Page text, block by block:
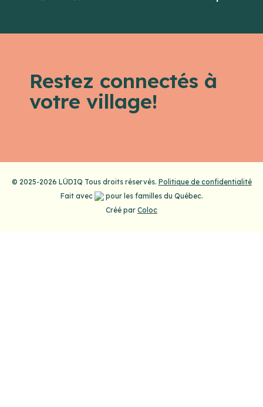
Restez connectés à
votre village!
© 2025-2026 LÜDIQ Tous droits réservés. Politique de confidentialité
Fait avec
pour les familles du Québec.
Créé par Coloc